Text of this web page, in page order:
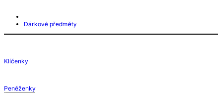
Dárkové předměty
Klíčenky
Peněženky